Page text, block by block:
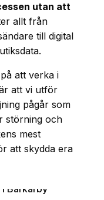
utan att
allt från
till digital
att verka i
att vi utför
pågår som
störning och
mest
att skydda era